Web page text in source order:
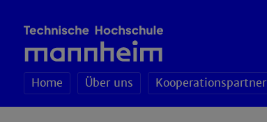
Home Über uns Kooperationspartner